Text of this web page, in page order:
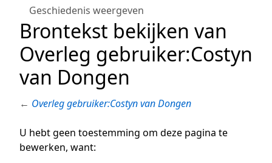
Geschiedenis weergeven
Brontekst bekijken van
Overleg gebruiker:Costyn
van Dongen
← Overleg gebruiker:Costyn van Dongen
U hebt geen toestemming om deze pagina te
bewerken, want: